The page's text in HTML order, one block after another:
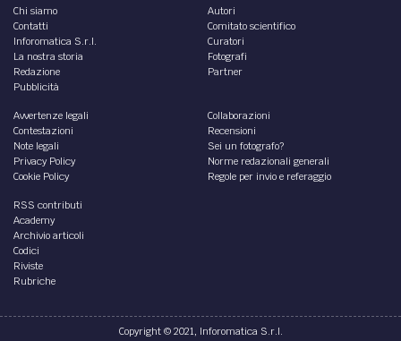
Da quando decorra il termine di prescrizione della
rivalutazione dei contributi, conseguente alla
rivalutazione dei redditi per calcolare la pensione?
diPaolo Rosa
DIRITTO /
L’asset allocation delle Casse di
Previdenza dal 2014 al 2024 è diventata più
rischiosa?
Il prossimo 16 ottobre dalle 9:30 alle 13:30, sempre a Roma
al Cinema Barberini, si terrà l’edizione 2025 degli Stati
generali dei liberi professionisti
diPaolo Rosa